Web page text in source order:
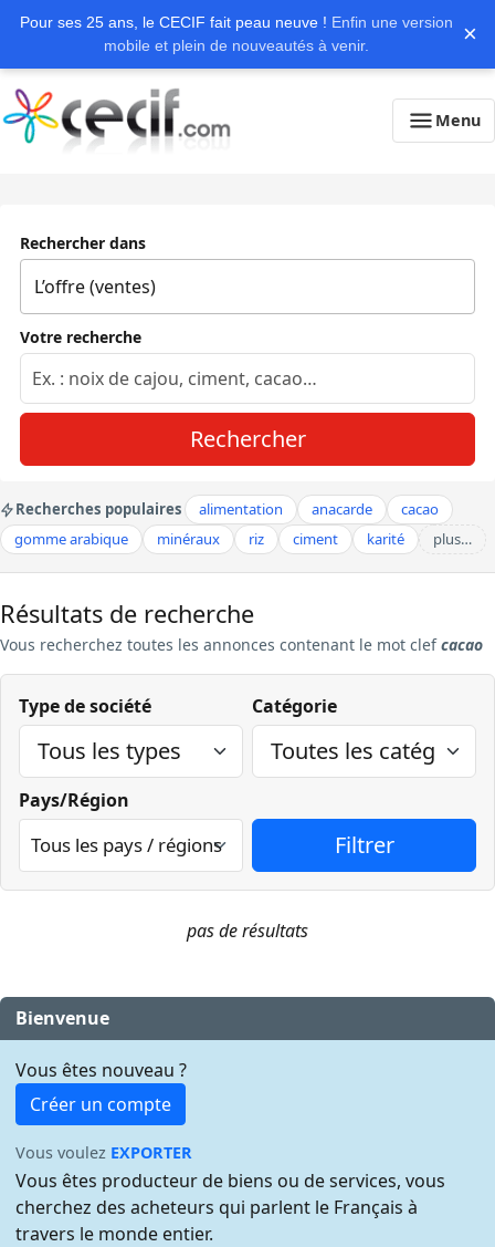
Pour ses 25 ans, le CECIF fait peau neuve ! Enfin une version
mobile et plein de nouveautés à venir.
×
Menu
Rechercher dans
Votre recherche
Rechercher
Recherches populaires alimentation anacarde
cacao
gomme arabique
minéraux riz ciment karité plus…
Résultats de recherche
Vous recherchez toutes les annonces contenant le mot clefcacao
Type de société Catégorie
Pays/Région
pas de résultats
Bienvenue
Vous êtes nouveau ?
Créer un compte
Vous voulez EXPORTER
Vous êtes producteur de biens ou de services, vous
cherchez des acheteurs qui parlent le Français à
travers le monde entier.